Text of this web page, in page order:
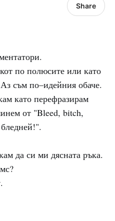
Share
по полюсите или като
съм по–идейния обаче.
като перефразирам
от "Bleed, bitch,
да си ми дясната ръка.